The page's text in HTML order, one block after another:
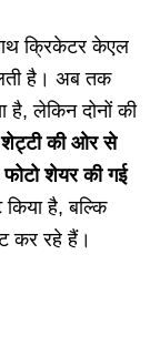
क्रिकेटर केएल
है। अब तक
है, लेकिन दोनों की
शेट्टी की ओर से
शेयर की गई
है, बल्कि
कर रहे हैं।